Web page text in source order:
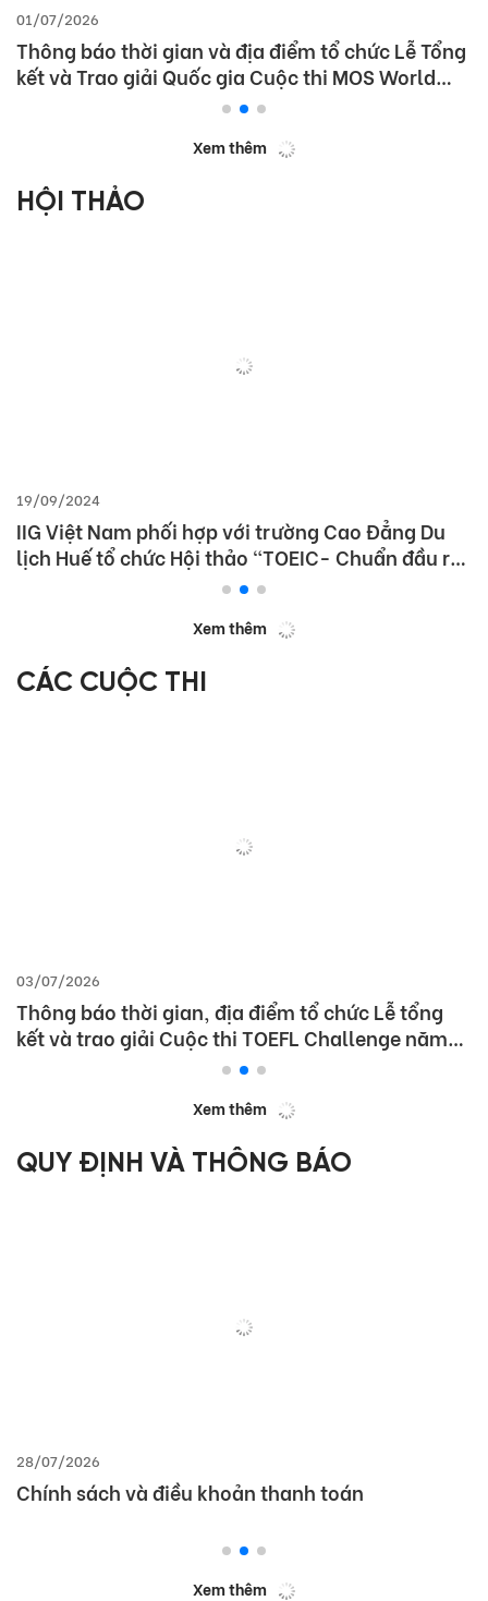
01/07/2026
Thông báo thời gian và địa điểm tổ chức Lễ Tổng
kết và Trao giải Quốc gia Cuộc thi MOS World
Xem thêm
HỘI THẢO
19/09/2024
IIG Việt Nam phối hợp với trường Cao Đẳng Du
lịch Huế tổ chức Hội thảo “TOEIC- Chuẩn đầu ra
tiếng Anh- Bí Quyết chinh phục nhà tuyển dụng”
Xem thêm
CÁC CUỘC THI
03/07/2026
Thông báo thời gian, địa điểm tổ chức Lễ tổng
kết và trao giải Cuộc thi TOEFL Challenge năm
Xem thêm
QUY ĐỊNH VÀ THÔNG BÁO
28/07/2026
Chính sách và điều khoản thanh toán
Xem thêm